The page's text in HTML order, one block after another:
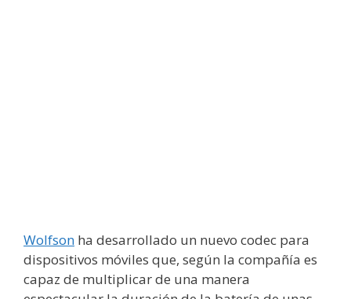
Wolfson ha desarrollado un nuevo codec para
dispositivos móviles que, según la compañía es
capaz de multiplicar de una manera